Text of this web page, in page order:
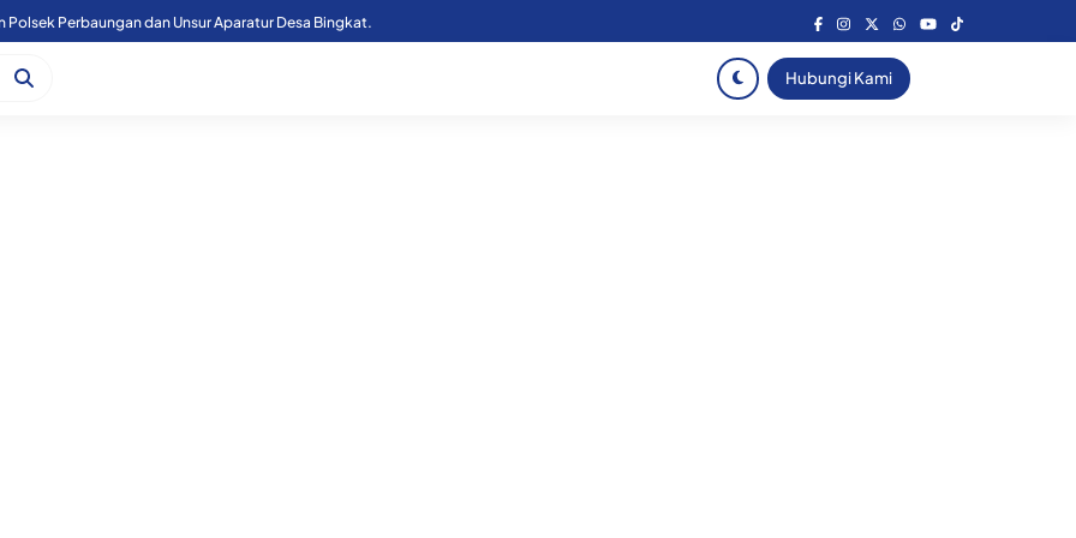
Polsek Perbaungan dan Unsur Aparatur Desa Bingkat.
Hubungi Kami